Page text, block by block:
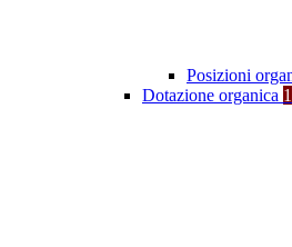
Posizioni
Dotazione organica 1